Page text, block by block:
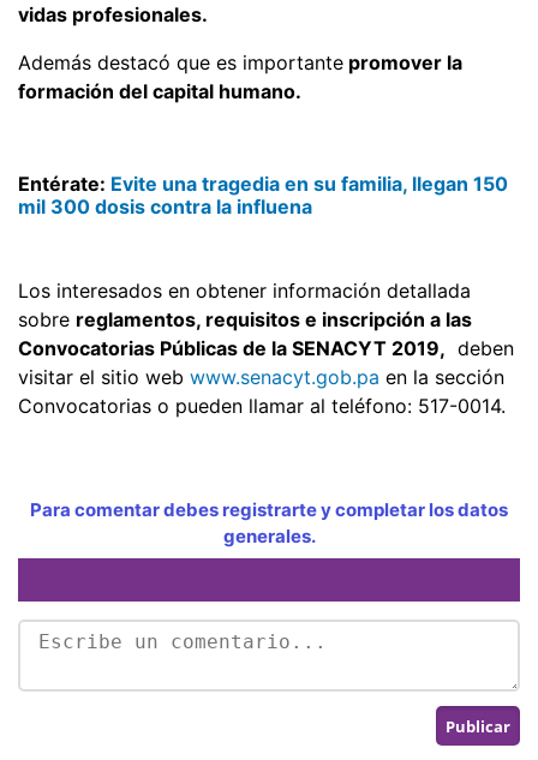
vidas profesionales.
Además destacó que es importante promover la
formación del capital humano.
Entérate: Evite una tragedia en su familia, llegan 150
mil 300 dosis contra la influena
Los interesados en obtener información detallada
sobre reglamentos, requisitos e inscripción a las
Convocatorias Públicas de la SENACYT 2019, deben
visitar el sitio web www.senacyt.gob.pa en la sección
Convocatorias o pueden llamar al teléfono: 517-0014.
Para comentar debes registrarte y completar los datos
generales.